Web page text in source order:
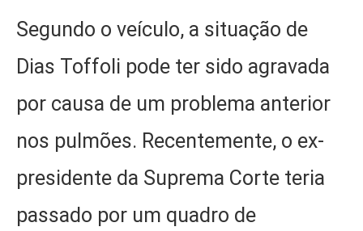
Segundo o veículo, a situação de
Dias Toffoli pode ter sido agravada
por causa de um problema anterior
nos pulmões. Recentemente, o ex-
presidente da Suprema Corte teria
passado por um quadro de